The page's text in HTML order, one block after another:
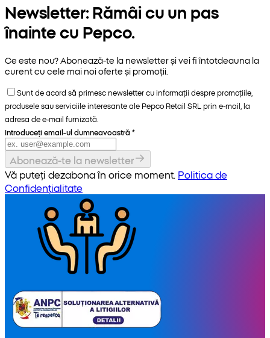
Newsletter: Rămâi cu un pas
înainte cu Pepco.
Ce este nou? Abonează-te la newsletter și vei fi întotdeauna la
curent cu cele mai noi oferte și promoții.
Sunt de acord să primesc newsletter cu informații despre promoțiile,
produsele sau serviciile interesante ale Pepco Retail SRL prin e-mail, la
adresa de e-mail furnizată.
Introduceți email-ul dumneavoastră *
Abonează-te la newsletter
Vă puteți dezabona în orice moment. Politica de
Confidențialitate